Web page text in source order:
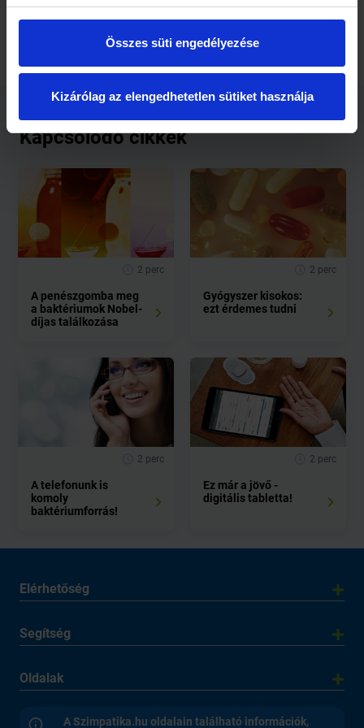
Összes süti engedélyezése
Kizárólag az elengedhetetlen sütiket használja
mti
Kapcsolódó cikkek
2 perc
A penészgomba meg
a baktériumok Nobel-
díjas találkozása
2 perc
Gyógyszer kisokos:
ezt érdemes tudni
2 perc
A telefonunk is
komoly
baktériumforrás!
2 perc
Ez már a jövő -
digitális tabletta!
Elérhetőség
Segítség
Oldalak
A Szimpatika.hu oldalain található információk,